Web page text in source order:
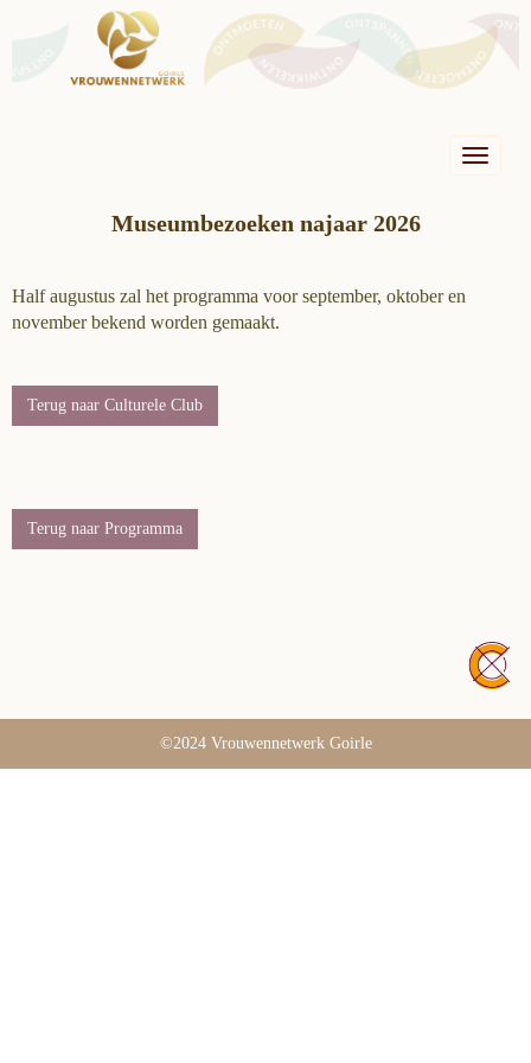
Toggle
Museumbezoeken najaar 2026
Half augustus zal het programma voor september, oktober en
november bekend worden gemaakt.
Terug naar Culturele Club
Terug naar Programma
©2024 Vrouwennetwerk Goirle